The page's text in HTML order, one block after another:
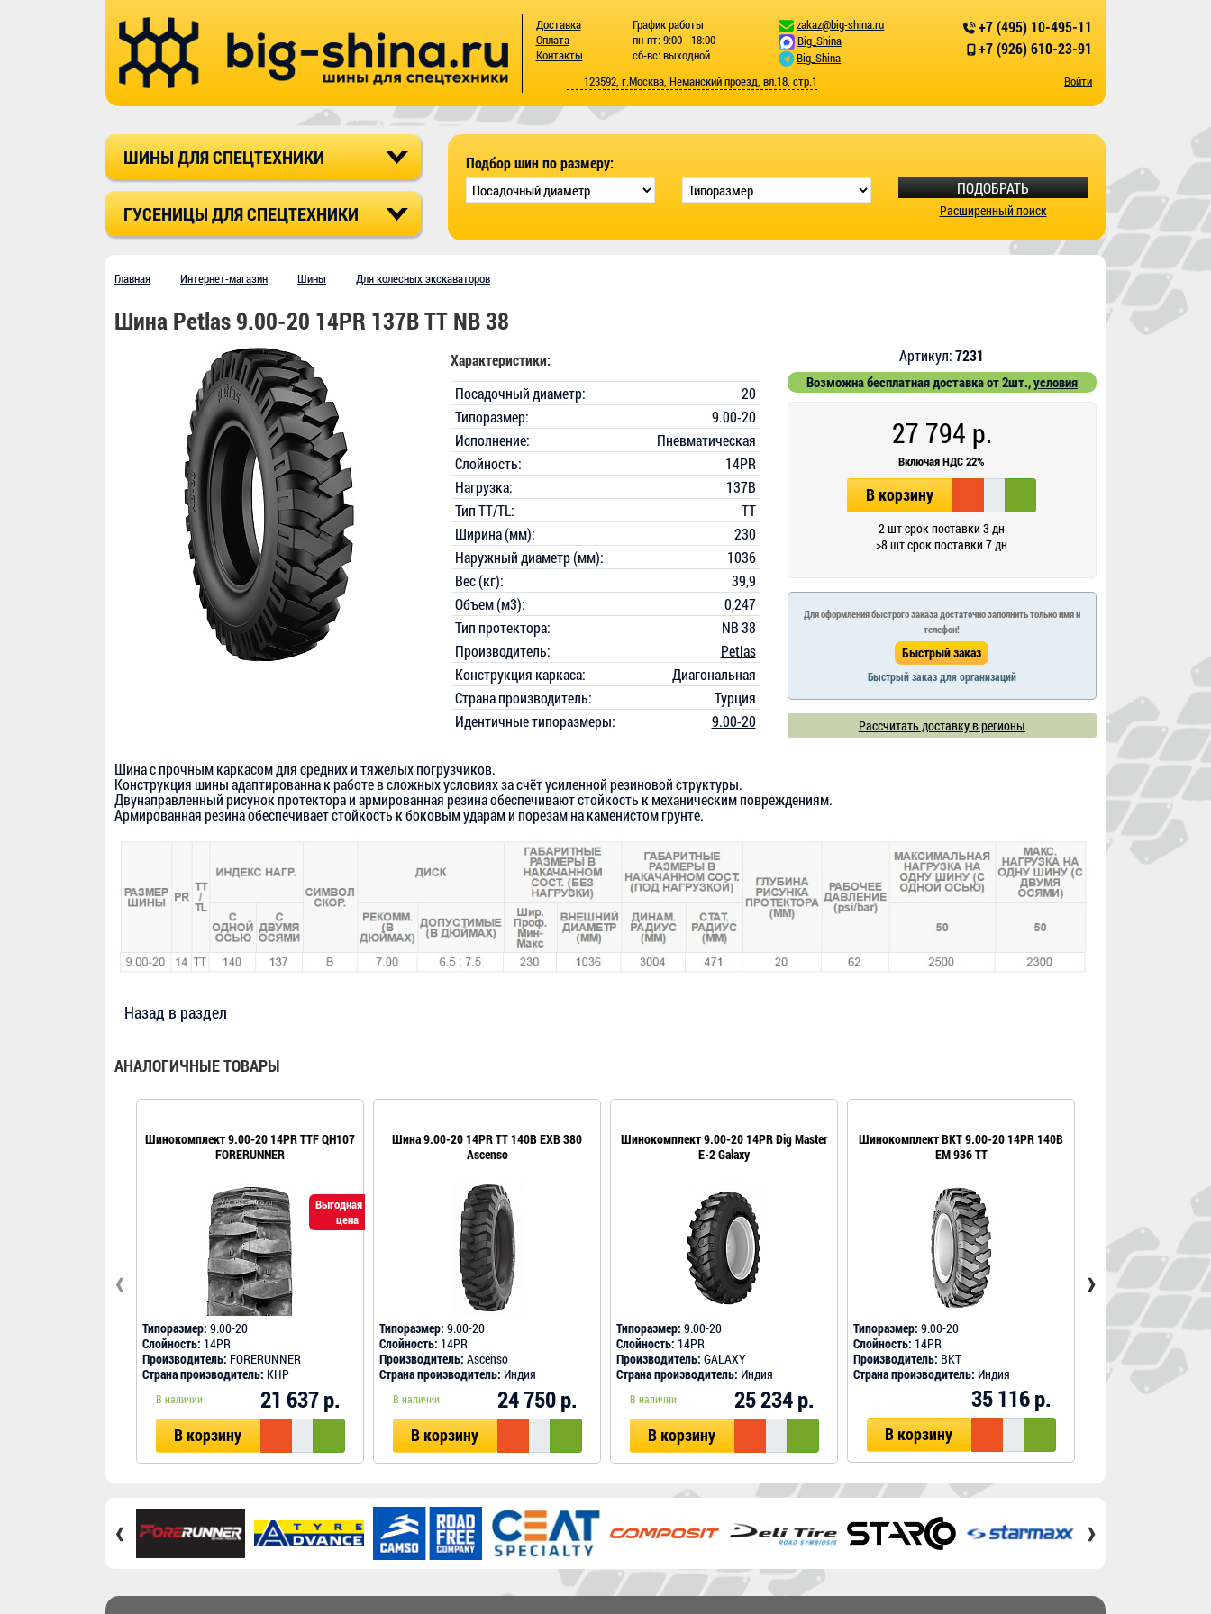
Доставка
Оплата
Контакты
График работы
пн-пт: 9:00 - 18:00
сб-вс: выходной
zakaz@big-shina.ru
Big_Shina
Big_Shina
+7 (495) 10-495-11
+7 (926) 610-23-91
123592, г.Москва, Неманский проезд, вл.18, стр.1 Войти
ШИНЫ ДЛЯ СПЕЦТЕХНИКИ
ГУСЕНИЦЫ ДЛЯ СПЕЦТЕХНИКИ
Подбор шин по размеру:
ПОДОБРАТЬ
Расширенный поиск
Главная Интернет-магазин Шины Для колесных экскаваторов
Шина Petlas 9.00-20 14PR 137B TT NB 38
Артикул:7231
Возможна бесплатная доставка от 2шт.,условия
27 794 р.
Включая НДС 22%
В корзину
2 шт срок поставки 3 дн
>8 шт срок поставки 7 дн
Для оформления быстрого заказа достаточно заполнить только имя и
телефон!
Быстрый заказ для организаций
Рассчитать доставку в регионы
Характеристики:
Посадочный диаметр:
20
Типоразмер:
9.00-20
Исполнение:
Пневматическая
Слойность:
14PR
Нагрузка:
137B
Тип TT/TL:
TT
Ширина (мм):
230
Наружный диаметр (мм):
1036
Вес (кг):
39,9
Объем (м3):
0,247
Тип протектора:
NB 38
Производитель:
Petlas
Конструкция каркаса:
Диагональная
Страна производитель:
Турция
Идентичные типоразмеры:
9.00-20
Шина с прочным каркасом для средних и тяжелых погрузчиков.
Конструкция шины адаптированна к работе в сложных условиях за счёт усиленной резиновой структуры.
Двунаправленный рисунок протектора и армированная резина обеспечивают стойкость к механическим повреждениям.
Армированная резина обеспечивает стойкость к боковым ударам и порезам на каменистом грунте.
Назад в раздел
АНАЛОГИЧНЫЕ ТОВАРЫ
Шинокомплект 9.00-20 14PR TTF QH107
FORERUNNER
Выгодная
цена
Типоразмер: 9.00-20
Слойность: 14PR
Производитель: FORERUNNER
Страна производитель: КНР
В наличии 21 637 р.
В корзину
Шина 9.00-20 14PR TT 140B EXB 380
Ascenso
Типоразмер: 9.00-20
Слойность: 14PR
Производитель: Ascenso
Страна производитель: Индия
В наличии 24 750 р.
В корзину
Шинокомплект 9.00-20 14PR Dig Master
E-2 Galaxy
Типоразмер: 9.00-20
Слойность: 14PR
Производитель: GALAXY
Страна производитель: Индия
В наличии 25 234 р.
В корзину
Шинокомплект BKT 9.00-20 14PR 140B
EM 936 TT
Типоразмер: 9.00-20
Слойность: 14PR
Производитель: BKT
Страна производитель: Индия
35 116 р.
В корзину
Типоразмер:9.00-20
Слойность:
14PR
Производитель:
Страна производитель:
‹ ›
‹ ›